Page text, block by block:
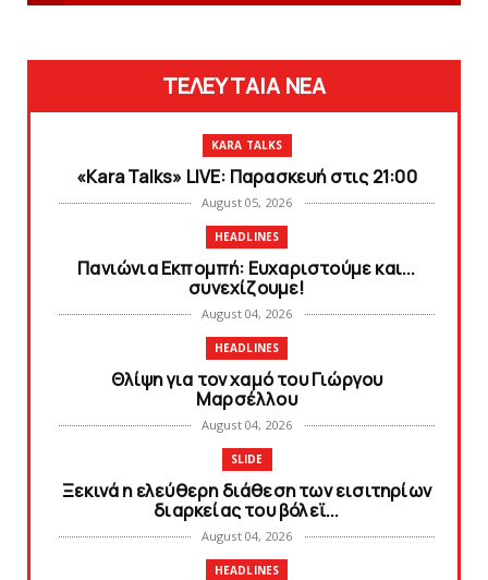
ΤΕΛΕΥΤΑΙΑ ΝΕΑ
KARA TALKS
«Kara Talks» LIVE: Παρασκευή στις 21:00
August 05, 2026
HEADLINES
Πανιώνια Εκπομπή: Eυχαριστούμε και...
συνεχίζουμε!
August 04, 2026
HEADLINES
Θλίψη για τον χαμό του Γιώργου
Mαρσέλλου
August 04, 2026
SLIDE
Ξεκινά η ελεύθερη διάθεση των εισιτηρίων
διαρκείας του βόλεϊ...
August 04, 2026
HEADLINES